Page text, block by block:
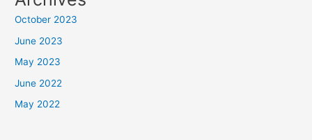
October 2023
June 2023
May 2023
June 2022
May 2022